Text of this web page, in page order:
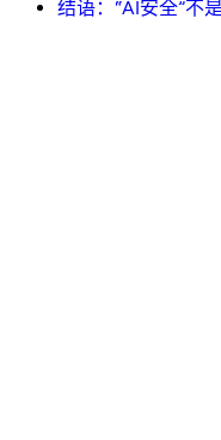
结语：“AI安全”